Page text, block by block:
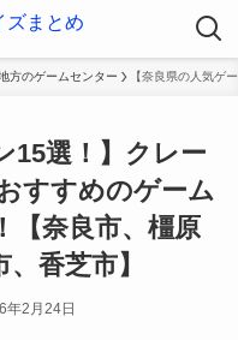
方のゲームセンター 【奈良県の人気ゲ
15選！】クレー
すすめのゲーム
【奈良市、橿原
香芝市】
年2月24日